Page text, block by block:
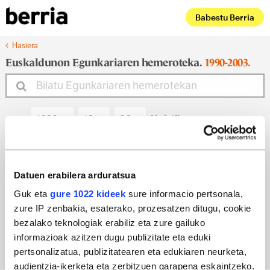
Datuen erabilera arduratsua
Guk eta gure 1022 kideek sure informacio pertsonala,
zure IP zenbakia, esaterako, prozesatzen ditugu, cookie
bezalako teknologiak erabiliz eta zure gailuko
informazioak azitzen dugu publizitate eta eduki
pertsonalizatua, publizitatearen eta edukiaren neurketa,
audientzia-ikerketa eta zerbitzuen garapena eskaintzeko.
Babestu Berria
Hasiera
Euskaldunon Egunkariaren hemeroteka. 1990-2003.
Noiztik
Noiz arte
Bilatu egun bateko edizioa